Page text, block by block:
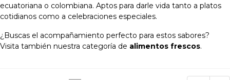
ecuatoriana o colombiana. Aptos para darle vida tanto a platos
cotidianos como a celebraciones especiales.
¿Buscas el acompañamiento perfecto para estos sabores?
Visita también nuestra categoría de alimentos frescos.